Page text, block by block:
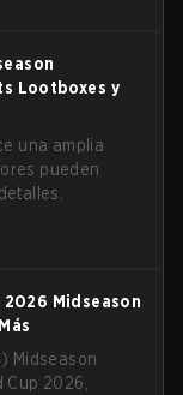
Lootboxes y
una amplia
pueden
2026 Midseason
Midseason
2026,